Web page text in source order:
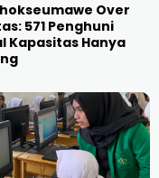
Over
571 Penghuni
Kapasitas Hanya